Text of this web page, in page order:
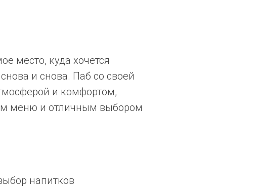
место, куда хочется
и снова. Паб со своей
и комфортом,
меню и отличным выбором
напитков